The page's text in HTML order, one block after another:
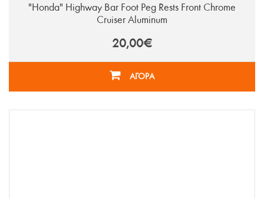
"Honda" Highway Bar Foot Peg Rests Front Chrome
Cruiser Aluminum
20,00€
ΑΓΟΡΑ